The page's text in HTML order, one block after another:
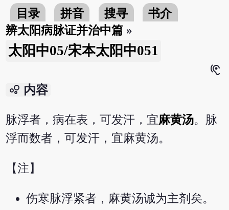
目录 拼音 搜寻
书介
辨太阳病脉证并治中篇 »
太阳中05/宋本太阳中051
hearing
bubble_chart 内容
脉浮者，病在表，可发汗，宜麻黄汤。脉
浮而数者，可发汗，宜麻黄汤。
【注】
伤寒脉浮紧者，麻黄汤诚为主剂矣。